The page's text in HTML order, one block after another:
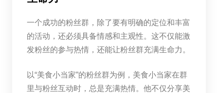
一个成功的粉丝群，除了要有明确的定位和丰富
的活动，还必须具备情感和主观性。这不仅能激
发粉丝的参与热情，还能让粉丝群充满生命力。
以“美食小当家”的粉丝群为例，美食小当家在群
里与粉丝互动时，总是充满热情。他不仅分享美